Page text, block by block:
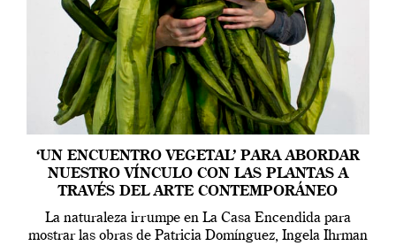
‘UN ENCUENTRO VEGETAL’ PARA ABORDAR
NUESTRO VÍNCULO CON LAS PLANTAS A
TRAVÉS DEL ARTE CONTEMPORÁNEO
La naturaleza irrumpe en La Casa Encendida para
mostrar las obras de Patricia Domínguez, Ingela Ihrman